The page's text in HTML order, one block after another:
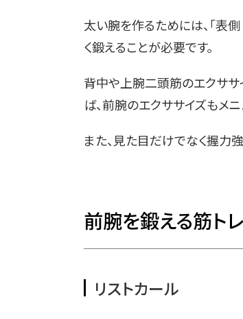
太い腕を作るためには、「表側
く鍛えることが必要です。
背中や上腕二頭筋のエクササ
ば、前腕のエクササイズもメ
また、見た目だけでなく握力
前腕を鍛える筋ト
リストカール